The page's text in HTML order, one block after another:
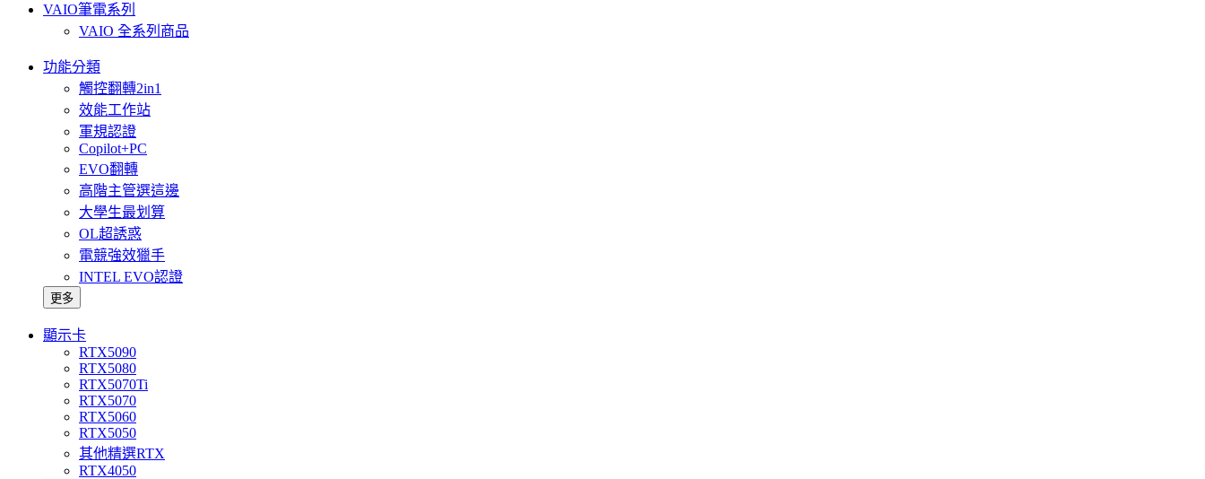
VAIO筆電系列
VAIO 全系列商品
功能分類
觸控翻轉2in1
效能工作站
軍規認證
Copilot+PC
EVO翻轉
高階主管選這邊
大學生最划算
OL超誘惑
電競強效獵手
INTEL EVO認證
更多
顯示卡
RTX5090
RTX5080
RTX5070Ti
RTX5070
RTX5060
RTX5050
其他精選RTX
RTX4050